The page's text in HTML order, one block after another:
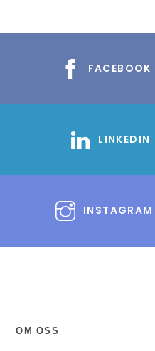
FACEBOOK
LINKEDIN
INSTAGRAM
OM OSS